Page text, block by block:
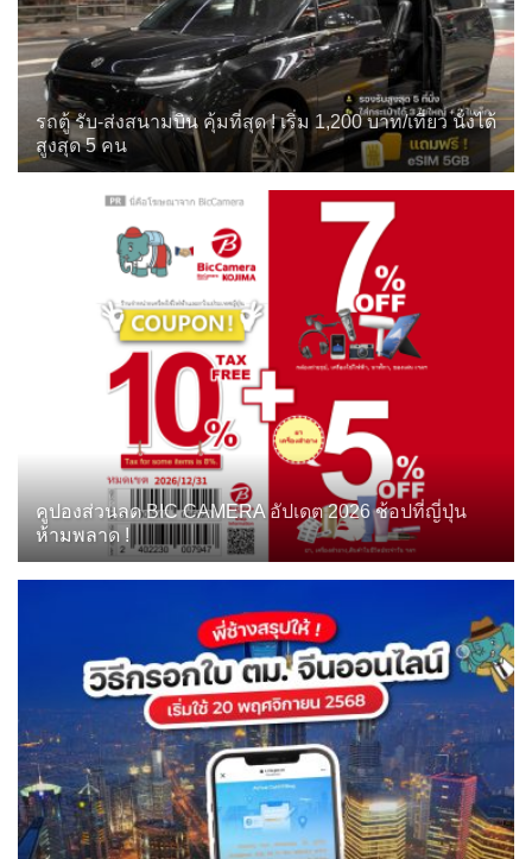
รถตู้ รับ-ส่งสนามบิน คุ้มที่สุด ! เริ่ม 1,200 บาท/เที่ยว นั่งได้
สูงสุด 5 คน
คูปองส่วนลด BIC CAMERA อัปเดต 2026 ช้อปที่ญี่ปุ่น
ห้ามพลาด !